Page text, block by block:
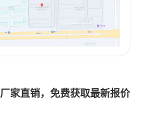
厂家直销，免费获取最新报价